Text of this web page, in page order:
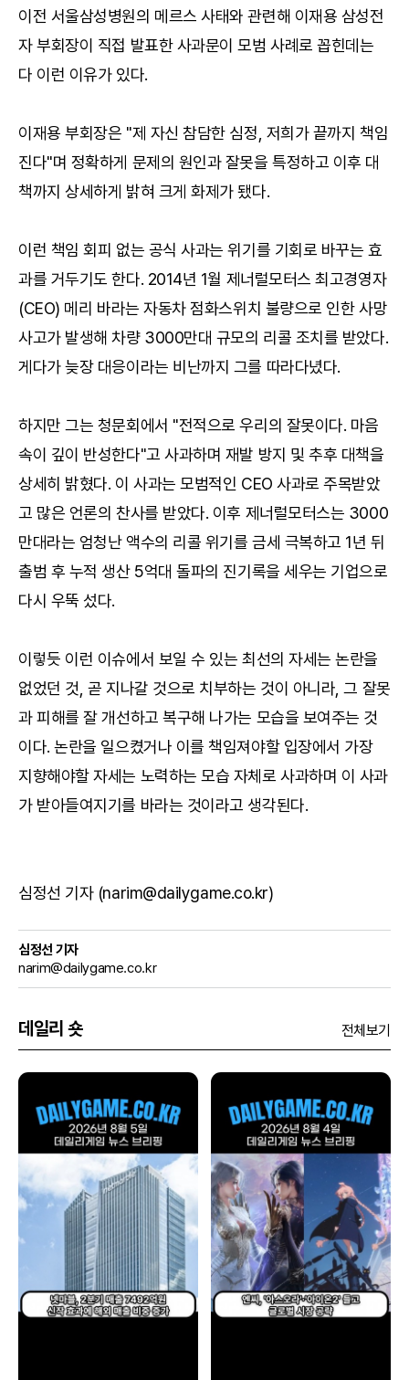
이전 서울삼성병원의 메르스 사태와 관련해 이재용 삼성전
자 부회장이 직접 발표한 사과문이 모범 사례로 꼽힌데는
다 이런 이유가 있다.
이재용 부회장은 "제 자신 참담한 심정, 저희가 끝까지 책임
진다"며 정확하게 문제의 원인과 잘못을 특정하고 이후 대
책까지 상세하게 밝혀 크게 화제가 됐다.
이런 책임 회피 없는 공식 사과는 위기를 기회로 바꾸는 효
과를 거두기도 한다. 2014년 1월 제너럴모터스 최고경영자
(CEO) 메리 바라는 자동차 점화스위치 불량으로 인한 사망
사고가 발생해 차량 3000만대 규모의 리콜 조치를 받았다.
게다가 늦장 대응이라는 비난까지 그를 따라다녔다.
하지만 그는 청문회에서 "전적으로 우리의 잘못이다. 마음
속이 깊이 반성한다"고 사과하며 재발 방지 및 추후 대책을
상세히 밝혔다. 이 사과는 모범적인 CEO 사과로 주목받았
고 많은 언론의 찬사를 받았다. 이후 제너럴모터스는 3000
만대라는 엄청난 액수의 리콜 위기를 금세 극복하고 1년 뒤
출범 후 누적 생산 5억대 돌파의 진기록을 세우는 기업으로
다시 우뚝 섰다.
이렇듯 이런 이슈에서 보일 수 있는 최선의 자세는 논란을
없었던 것, 곧 지나갈 것으로 치부하는 것이 아니라, 그 잘못
과 피해를 잘 개선하고 복구해 나가는 모습을 보여주는 것
이다. 논란을 일으켰거나 이를 책임져야할 입장에서 가장
지향해야할 자세는 노력하는 모습 자체로 사과하며 이 사과
가 받아들여지기를 바라는 것이라고 생각된다.
심정선 기자 (narim@dailygame.co.kr)
심정선 기자
narim@dailygame.co.kr
데일리 숏 전체보기